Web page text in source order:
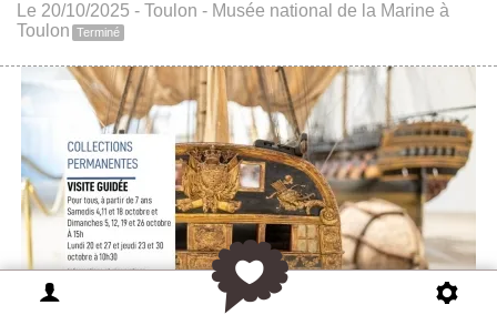
Le 20/10/2025 - Toulon - Musée national de la Marine à
Toulon Terminé